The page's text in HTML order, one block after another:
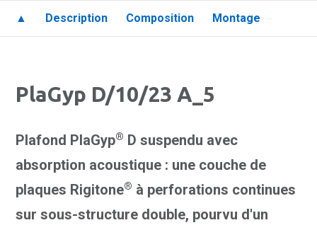
▲ Description Composition Montage
PlaGyp D/10/23 A_5
Plafond PlaGyp® D suspendu avec
absorption acoustique : une couche de
plaques Rigitone® à perforations continues
sur sous-structure double, pourvu d'un